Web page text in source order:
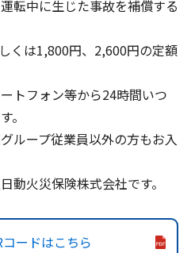
転中に生じた事故を補償する
くは1,800円、2,600円の定額
トフォン等から24時間いつ
。
ループ従業員以外の方もお入
動火災保険株式会社です。
ードはこちら